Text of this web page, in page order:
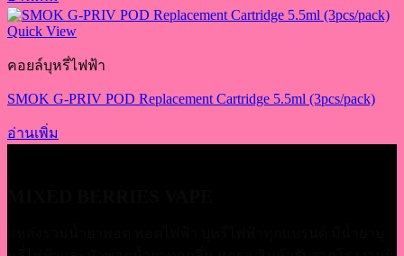
Quick View
คอยล์บุหรี่ไฟฟ้า
SMOK G-PRIV POD Replacement Cartridge 5.5ml (3pcs/pack)
อ่านเพิ่ม